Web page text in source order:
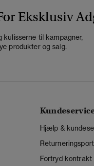
Eksklusiv
kulisserne til kampagner,
produkter og salg.
Hjælp &
Fortryd kontrakt